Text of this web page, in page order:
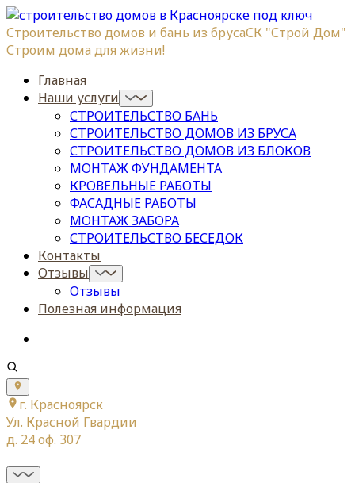
Строительство домов и бань из брусаСК "Строй Дом"
Строим дома для жизни!
Главная
Наши услуги
СТРОИТЕЛЬСТВО БАНЬ
СТРОИТЕЛЬСТВО ДОМОВ ИЗ БРУСА
СТРОИТЕЛЬСТВО ДОМОВ ИЗ БЛОКОВ
МОНТАЖ ФУНДАМЕНТА
КРОВЕЛЬНЫЕ РАБОТЫ
ФАСАДНЫЕ РАБОТЫ
МОНТАЖ ЗАБОРА
СТРОИТЕЛЬСТВО БЕСЕДОК
Контакты
Отзывы
Отзывы
Полезная информация
г. Красноярск
Ул. Красной Гвардии
д. 24 оф. 307